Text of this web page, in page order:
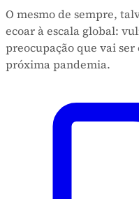
O mesmo de sempre,
ecoar à escala global:
preocupação que vai
próxima pandemia.